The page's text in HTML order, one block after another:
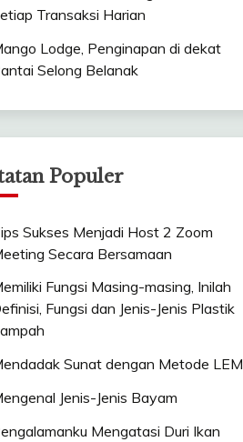
Transaksi Harian
Lodge, Penginapan di dekat
Selong Belanak
Populer
Sukses Menjadi Host 2 Zoom
Secara Bersamaan
Fungsi Masing-masing, Inilah
Fungsi dan Jenis-Jenis Plastik
Sunat dengan Metode LEM
Jenis-Jenis Bayam
Mengatasi Duri Ikan